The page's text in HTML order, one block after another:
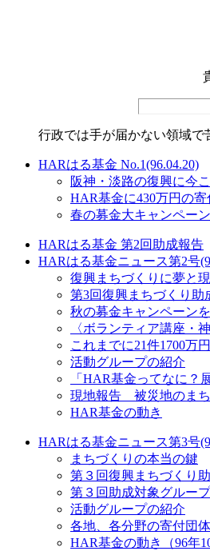
行政では手が届かない領域で
HARはる基金 No.1(96.04.20)
阪神・淡路の復興に今
HAR基金に430万円の寄
春の募金大キャンペーン
HARはる基金 第2回助成報告
HARはる基金ニュース第2号
復興まちづくりに夢と
第3回復興まちづくり助
秋の募金キャンペーン
〈ボランティア講座・
これまでに21件1700万
活動グループの紹介
「HAR基金ってなに？
現地報告 被災地のま
HAR基金の動き
HARはる基金ニュース第3号
まちづくりの本当の鍵
第３回復興まちづくり
第３回助成対象グルー
活動グループの紹介
各地、各分野の寄付団
HAR基金の動き（96年